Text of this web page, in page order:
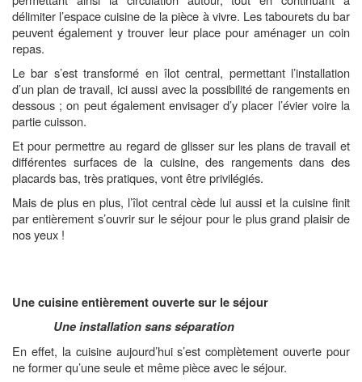
délimiter l’espace cuisine de la pièce à vivre. Les tabourets du bar
peuvent également y trouver leur place pour aménager un coin
repas.
Le bar s’est transformé en îlot central, permettant l’installation
d’un plan de travail, ici aussi avec la possibilité de rangements en
dessous ; on peut également envisager d’y placer l’évier voire la
partie cuisson.
Et pour permettre au regard de glisser sur les plans de travail et
différentes surfaces de la cuisine, des rangements dans des
placards bas, très pratiques, vont être privilégiés.
Mais de plus en plus, l’îlot central cède lui aussi et la cuisine finit
par entièrement s’ouvrir sur le séjour pour le plus grand plaisir de
nos yeux !
Une cuisine entièrement ouverte sur le séjour
Une installation sans séparation
En effet, la cuisine aujourd’hui s’est complètement ouverte pour
ne former qu’une seule et même pièce avec le séjour.